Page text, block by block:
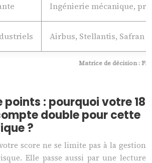
Matrice de décision : Fit
Ingénierie mécanique,
Airbus, Stellantis, Safran
points : pourquoi votre 18
double pour cette
?
score ne se limite pas à la gestion
Elle passe aussi par une lecture